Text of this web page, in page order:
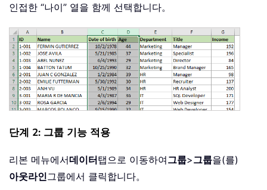
인접한 “나이” 열을 함께 선택합니다。
단계 2: 그룹 기능 적용
리본 메뉴에서데이터탭으로 이동하여그룹>그룹을(를)
아웃라인그룹에서 클릭합니다。